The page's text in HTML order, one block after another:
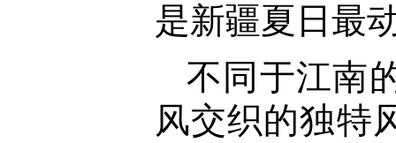
是新疆夏日最
不同于江南
风交织的独特